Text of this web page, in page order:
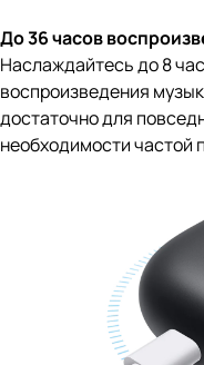
До 36 часов
Наслаждайтесь до 8
воспроизведения
достаточно для
необходимости частой